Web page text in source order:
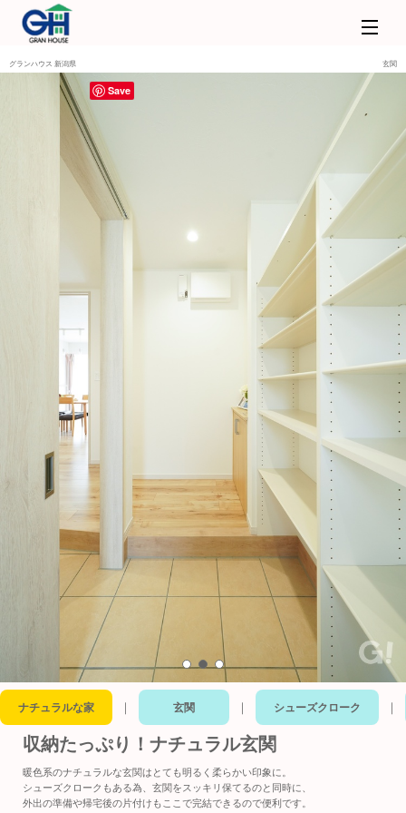
グランハウス 新潟県 玄関
ナチュラルな家 ｜ 玄関 ｜ シューズクローク ｜
収納たっぷり！ナチュラル玄関
暖色系のナチュラルな玄関はとても明るく柔らかい印象に。
シューズクロークもある為、玄関をスッキリ保てるのと同時に、
外出の準備や帰宅後の片付けもここで完結できるので便利です。
Save